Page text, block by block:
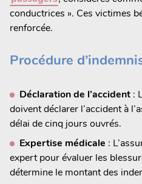
conductrices ». Ces victimes
renforcée.
Procédure
Déclaration de l’accident :
doivent déclarer l’accident à
délai de cinq jours ouvrés.
Expertise médicale :
expert pour évaluer les
détermine le montant des